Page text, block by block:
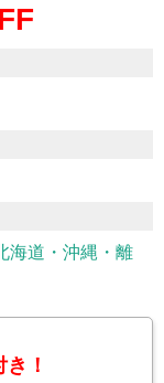
海道・沖縄・離
！